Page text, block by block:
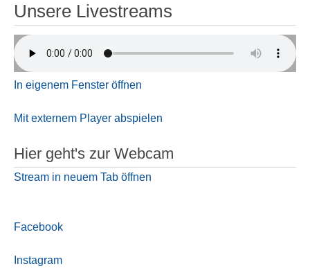
Unsere Livestreams
In eigenem Fenster öffnen
Mit externem Player abspielen
Hier geht's zur Webcam
Stream in neuem Tab öffnen
Facebook
Instagram